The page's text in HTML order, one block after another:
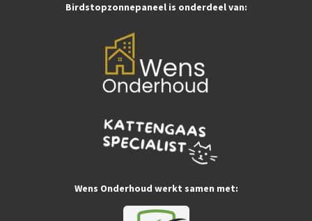
Birdstopzonnepaneel is onderdeel van:
Wens Onderhoud werkt samen met: